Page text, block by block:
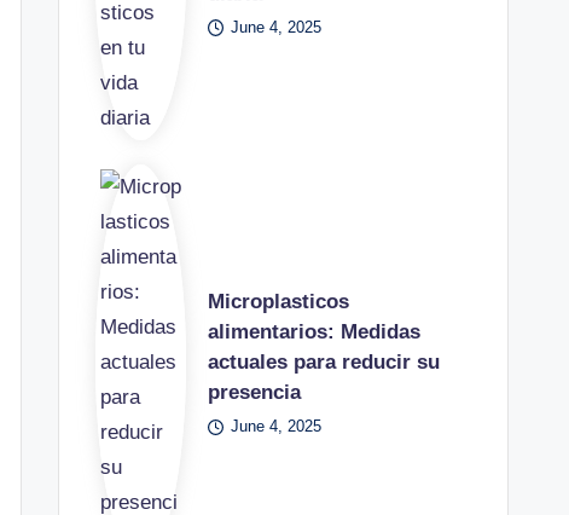
June 4, 2025
Microplasticos
alimentarios: Medidas
actuales para reducir su
presencia
June 4, 2025